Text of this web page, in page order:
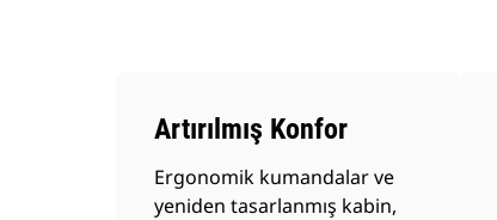
Artırılmış Konfor
Ergonomik kumandalar ve
yeniden tasarlanmış kabin,